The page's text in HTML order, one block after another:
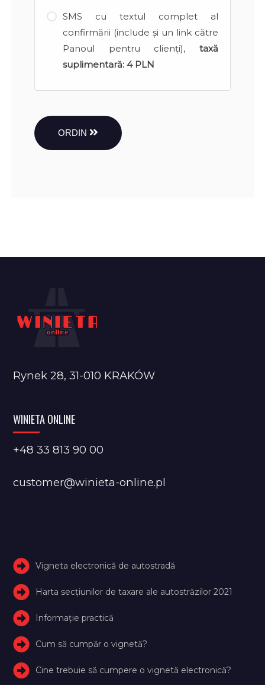
SMS cu textul complet al
confirmării (include și un link către
Panoul pentru clienți), taxă
suplimentară: 4 PLN
ORDIN
Rynek 28, 31-010 KRAKÓW
WINIETA ONLINE
+48 33 813 90 00
customer@winieta-online.pl
Vigneta electronică de autostradă
Harta secțiunilor de taxare ale autostrăzilor 2021
Informație practică
Cum să cumpăr o vignetă?
Cine trebuie să cumpere o vignetă electronică?